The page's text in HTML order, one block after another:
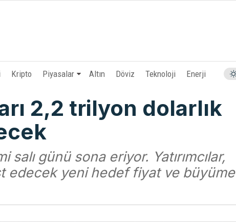
Kripto Piyasalar Altın Döviz Teknoloji Enerji
2,2 trilyon dolarlık
günü sona eriyor. Yatırımcılar,
edecek yeni hedef fiyat ve büyüme